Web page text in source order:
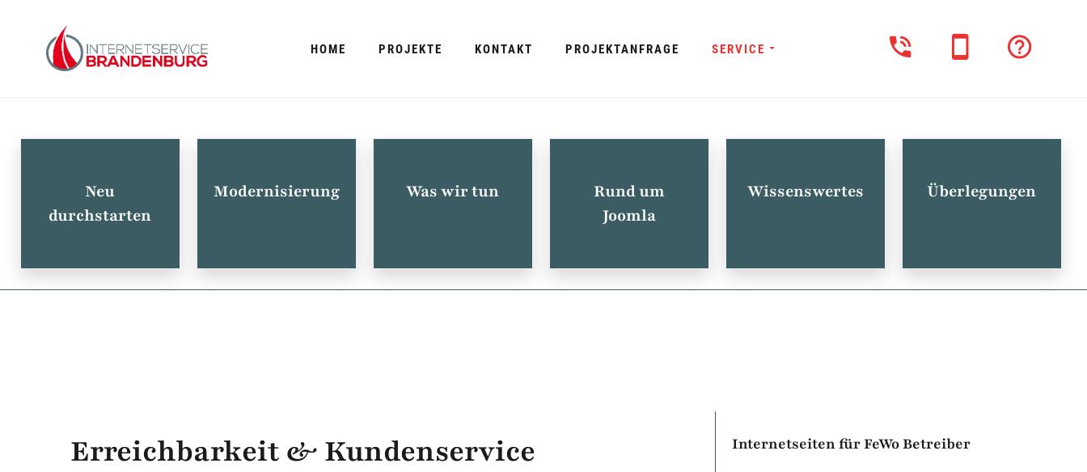
HOME PROJEKTE KONTAKT PROJEKTANFRAGE SERVICE
Neu
durchstarten
Modernisierung Was wir tun
Rund um
Joomla
Wissenswertes Überlegungen
Erreichbarkeit & Kundenservice Internetseiten für FeWo Betreiber